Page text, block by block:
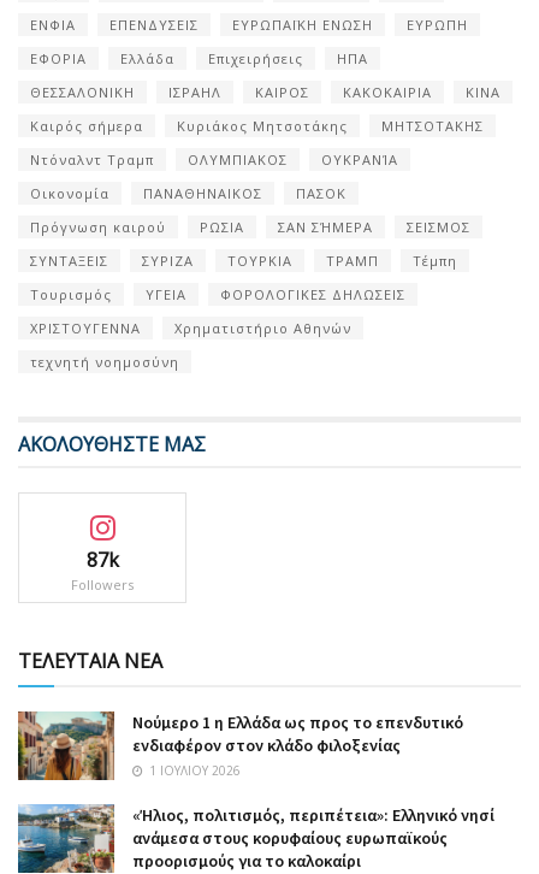
ΕΝΦΙΑ
ΕΠΕΝΔΥΣΕΙΣ ΕΥΡΩΠΑΪΚΗ ΕΝΩΣΗ
ΕΥΡΩΠΗ
ΕΦΟΡΙΑ
Ελλάδα Επιχειρήσεις
ΗΠΑ
ΘΕΣΣΑΛΟΝΙΚΗ
ΙΣΡΑΗΛ ΚΑΙΡΟΣ ΚΑΚΟΚΑΙΡΙΑ
ΚΙΝΑ
Καιρός σήμερα
Κυριάκος Μητσοτάκης
ΜΗΤΣΟΤΑΚΗΣ
Ντόναλντ Τραμπ
ΟΛΥΜΠΙΑΚΟΣ
ΟΥΚΡΑΝΊΑ
Οικονομία
ΠΑΝΑΘΗΝΑΙΚΟΣ
ΠΑΣΟΚ
Πρόγνωση καιρού
ΡΩΣΙΑ ΣΑΝ ΣΉΜΕΡΑ
ΣΕΙΣΜΟΣ
ΣΥΝΤΑΞΕΙΣ
ΣΥΡΙΖΑ ΤΟΥΡΚΙΑ ΤΡΑΜΠ
Τέμπη
Τουρισμός
ΥΓΕΙΑ
ΦΟΡΟΛΟΓΙΚΕΣ ΔΗΛΩΣΕΙΣ
ΧΡΙΣΤΟΥΓΕΝΝΑ
Χρηματιστήριο Αθηνών
τεχνητή νοημοσύνη
ΑΚΟΛΟΥΘΗΣΤΕ ΜΑΣ
87k
Followers
ΤΕΛΕΥΤΑΙΑ ΝΕΑ
Nούμερο 1 η Ελλάδα ως προς το επενδυτικό
ενδιαφέρον στον κλάδο φιλοξενίας
1 ΙΟΥΛΊΟΥ 2026
«Ήλιος, πολιτισμός, περιπέτεια»: Ελληνικό νησί
ανάμεσα στους κορυφαίους ευρωπαϊκούς
προορισμούς για το καλοκαίρι